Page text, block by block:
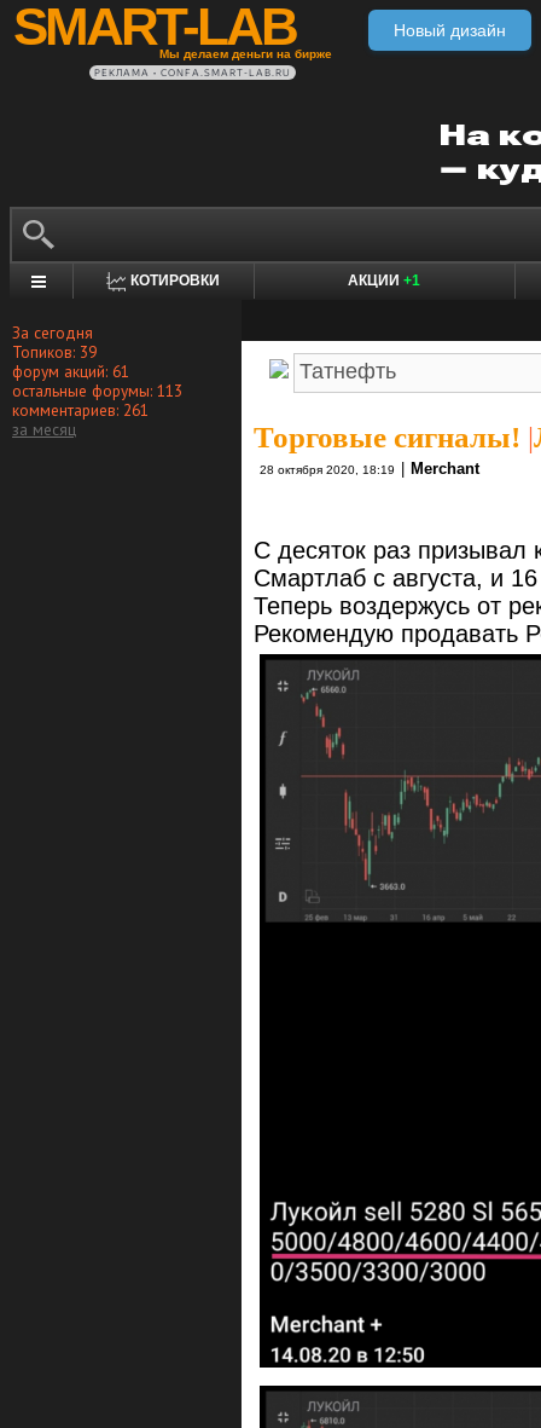
SMART-LAB
Мы делаем деньги на бирже
Новый дизайн
РЕКЛАМА • CONFA.SMART-LAB.RU
КОТИРОВКИ АКЦИИ +1
За сегодня
Топиков: 39
форум акций: 61
остальные форумы: 113
комментариев: 261
за месяц
Торговые сигналы! |
28 октября 2020, 18:19 Merchant
С десяток раз призывал
Смартлаб с августа, и
Теперь воздержусь от
Рекомендую продавать